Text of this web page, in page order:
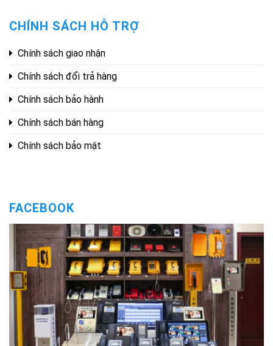
CHÍNH SÁCH HỖ TRỢ
Chính sách giao nhận
Chính sách đổi trả hàng
Chính sách bảo hành
Chính sách bán hàng
Chính sách bảo mật
FACEBOOK